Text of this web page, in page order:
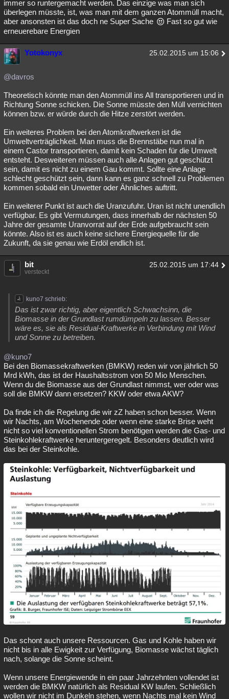
immer so runtergemacht werden. Das einzige was man sich
überlegen müsste, ist, was man mit dem ganzen Atommüll macht,
aber ansonsten ist das doch ne Super Sache
Fast so gut wie
erneuerebare Energien
Yotokonyx 25.02.2015 um 15:06
@davros
Theoretisch könnte man den Atommüll ins All transportieren und in
Richtung Sonne schicken. Die Sonne müsste den Müll vernichten
können bzw. er würde durch die Hitze zerstört werden.
Ein weiteres Problem bei den Atomkraftwerken ist die
Umweltverträglichkeit. Man muss die Brennstäbe nun mal in
einem Castor transportieren, damit kein Schaden für die Umwelt
entsteht. Desweiteren müssen auch alle Anlagen gut geschützt
sein, damit es nicht zu einem Gau kommt. Sollte eine Anlage
schlecht geschützt sein, dann kann es ganz schnell zu Problemen
kommen sobald ein Unwetter oder Ähnliches auftritt.
Ein weiterer Punkt ist auch die Uranzufuhr. Uran ist nicht unendlich
verfügbar. Es gibt Vermutungen, dass innerhalb der nächsten 50
Jahre der gesamte Uranvorrat auf der Erde aufgebraucht sein
könnte. Also ist es auch keine sichere Energiequelle für die
Zukunft, da sie genau wie Erdöl endlich ist.
bit 25.02.2015 um 17:44
versteckt
kuno7 schrieb:
Das ist zwar richtig, aber eigentlich Schwachsinn, die
Biomasse in der Grundlast rumdümpeln zu lassen. Besser
wäre es, sie als Residual-Kraftwerke in Verbindung mit Wind
und Sonne zu betreiben.
@kuno7
Bei den Biomassekraftwerken (BMKW) reden wir von jährlich 50
Mrd kWh, das ist der Haushaltsstrom von 50 Mio Menschen.
Wenn du die Biomasse aus der Grundlast nimmst, wer oder was
soll die BMKW dann ersetzen? KKW oder etwa AKW?
Da finde ich die Regelung die wir zZ haben schon besser. Wenn
wir Nachts, am Wochenende oder wenn eine starke Brise weht
nicht so viel konventionellen Strom benötigen werden die Gas- und
Steinkohlekraftwerke heruntergeregelt. Besonders deutlich wird
das bei der Steinkohle.
Das schont auch unsere Ressourcen. Gas und Kohle haben wir
nicht bis in alle Ewigkeit zur Verfügung, Biomasse wächst täglich
nach, solange die Sonne scheint.
Wenn unsere Energiewende in ein paar Jahrzehnten vollendet ist
werden die BMKW natürlich als Residual KW laufen. Schließlich
wollen wir nicht im Dunkeln stehen, wenn Nachts mal kein Wind